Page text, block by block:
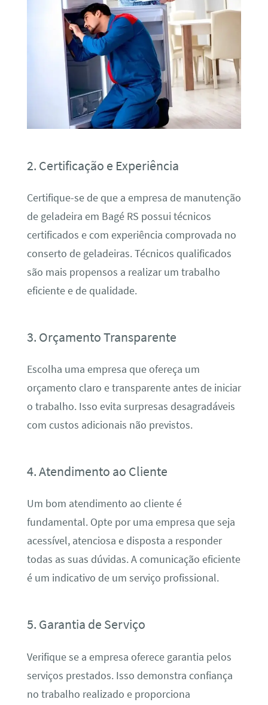
2. Certificação e Experiência
Certifique-se de que a empresa de manutenção
de geladeira em Bagé RS possui técnicos
certificados e com experiência comprovada no
conserto de geladeiras. Técnicos qualificados
são mais propensos a realizar um trabalho
eficiente e de qualidade.
3. Orçamento Transparente
Escolha uma empresa que ofereça um
orçamento claro e transparente antes de iniciar
o trabalho. Isso evita surpresas desagradáveis
com custos adicionais não previstos.
4. Atendimento ao Cliente
Um bom atendimento ao cliente é
fundamental. Opte por uma empresa que seja
acessível, atenciosa e disposta a responder
todas as suas dúvidas. A comunicação eficiente
é um indicativo de um serviço profissional.
5. Garantia de Serviço
Verifique se a empresa oferece garantia pelos
serviços prestados. Isso demonstra confiança
no trabalho realizado e proporciona